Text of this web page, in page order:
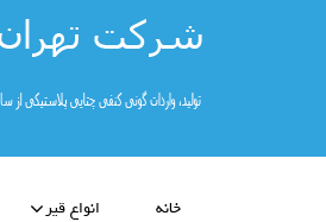
خانه انواع قیر